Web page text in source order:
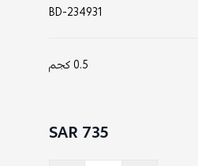
BD-234931
0.5 كجم
735 SAR